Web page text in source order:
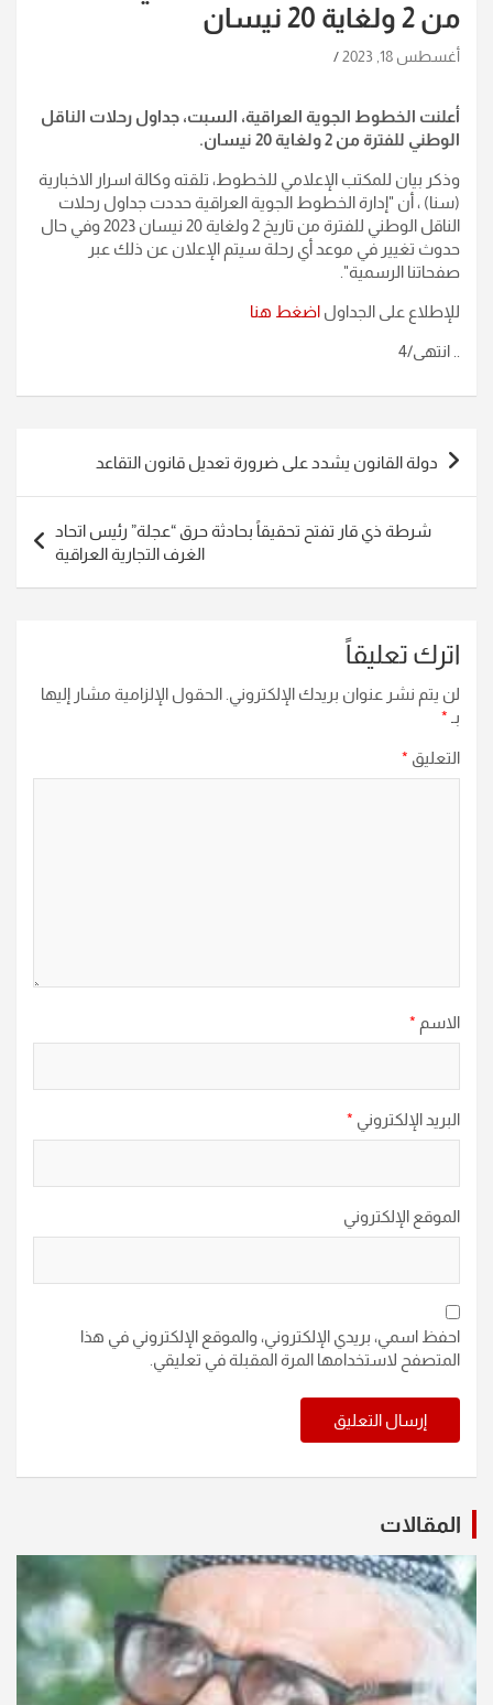
من 2 ولغاية 20 نيسان
أغسطس 18, 2023
أعلنت الخطوط الجوية العراقية، السبت، جداول رحلات الناقل
الوطني للفترة من 2 ولغاية 20 نيسان.
وذكر بيان للمكتب الإعلامي للخطوط، تلقته وكالة اسرار الاخبارية
(سنا) ، أن "إدارة الخطوط الجوية العراقية حددت جداول رحلات
الناقل الوطني للفترة من تاريخ 2 ولغاية 20 نيسان 2023 وفي حال
حدوث تغيير في موعد أي رحلة سيتم الإعلان عن ذلك عبر
صفحاتنا الرسمية".
للإطلاع على الجداول اضغط هنا
.. انتهى/4
تصفّح
المقالات
دولة القانون يشدد على ضرورة تعديل قانون التقاعد
شرطة ذي قار تفتح تحقيقاً بحادثة حرق “عجلة” رئيس اتحاد
الغرف التجارية العراقية
اترك تعليقاً
لن يتم نشر عنوان بريدك الإلكتروني. الحقول الإلزامية مشار إليها
بـ *
التعليق *
الاسم *
البريد الإلكتروني *
الموقع الإلكتروني
احفظ اسمي، بريدي الإلكتروني، والموقع الإلكتروني في هذا
المتصفح لاستخدامها المرة المقبلة في تعليقي.
المقالات